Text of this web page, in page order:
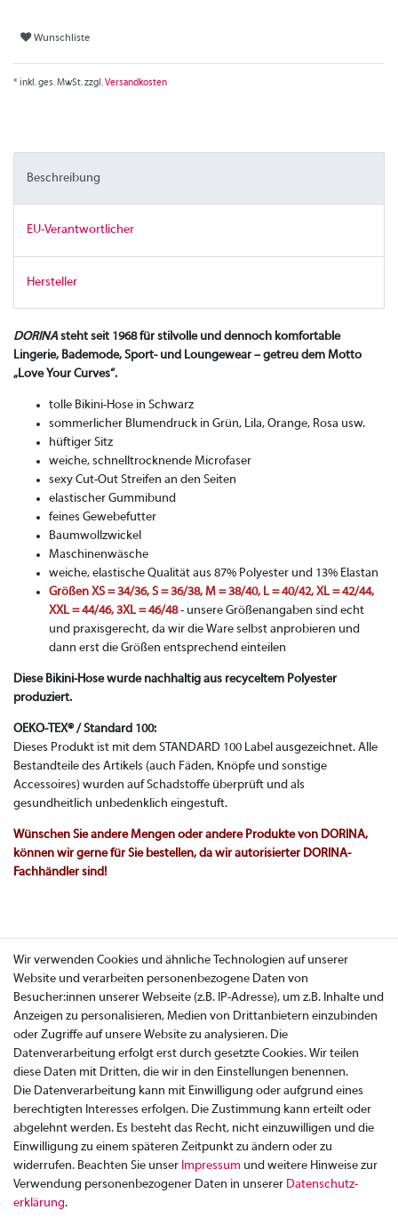
Wunschliste
* inkl. ges. MwSt. zzgl.Versandkosten
Beschreibung
EU-Verantwortlicher
Hersteller
DORINAsteht seit 1968 für stilvolle und dennoch komfortable
Lingerie, Bademode, Sport- und Loungewear – getreu dem Motto
„Love Your Curves“.
tolle Bikini-Hose in Schwarz
sommerlicher Blumendruck in Grün, Lila, Orange, Rosa usw.
hüftiger Sitz
weiche, schnelltrocknende Microfaser
sexy Cut-Out Streifen an den Seiten
elastischer Gummibund
feines Gewebefutter
Baumwollzwickel
Maschinenwäsche
weiche, elastische Qualität aus 87% Polyester und 13% Elastan
Größen XS = 34/36, S = 36/38, M = 38/40, L = 40/42, XL = 42/44,
XXL = 44/46, 3XL = 46/48- unsere Größenangaben sind echt
und praxisgerecht, da wir die Ware selbst anprobieren und
dann erst die Größen entsprechend einteilen
Diese Bikini-Hose wurde nachhaltig aus recyceltem Polyester
produziert.
OEKO-TEX® / Standard 100:
Dieses Produkt ist mit dem STANDARD 100 Label ausgezeichnet. Alle
Bestandteile des Artikels (auch Fäden, Knöpfe und sonstige
Accessoires) wurden auf Schadstoffe überprüft und als
gesundheitlich unbedenklich eingestuft.
Wünschen Sie andere Mengen oder andere Produkte von DORINA,
können wir gerne für Sie bestellen, da wir autorisierter DORINA-
Fachhändler sind!
Zahlung
Wir verwenden Cookies und ähnliche Technologien auf unserer
Website und verarbeiten personenbezogene Daten von
Besucher:innen unserer Webseite (z.B. IP-Adresse), um z.B. Inhalte und
Anzeigen zu personalisieren, Medien von Drittanbietern einzubinden
oder Zugriffe auf unsere Website zu analysieren. Die
Datenverarbeitung erfolgt erst durch gesetzte Cookies. Wir teilen
diese Daten mit Dritten, die wir in den Einstellungen benennen.
Die Datenverarbeitung kann mit Einwilligung oder aufgrund eines
berechtigten Interesses erfolgen. Die Zustimmung kann erteilt oder
abgelehnt werden. Es besteht das Recht, nicht einzuwilligen und die
Einwilligung zu einem späteren Zeitpunkt zu ändern oder zu
widerrufen. Beachten Sie unser Impressum und weitere Hinweise zur
Verwendung personenbezogener Daten in unserer Daten­schutz­
erklärung.